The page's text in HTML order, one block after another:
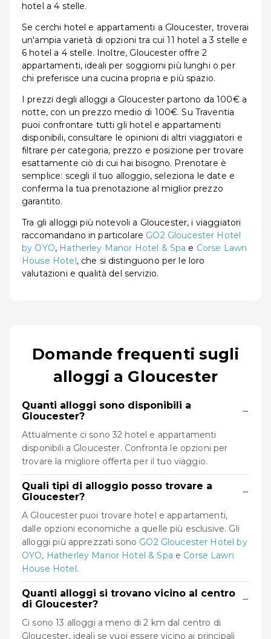
hotel a 4 stelle.
Se cerchi hotel e appartamenti a Gloucester, troverai
un'ampia varietà di opzioni tra cui 11 hotel a 3 stelle e
6 hotel a 4 stelle. Inoltre, Gloucester offre 2
appartamenti, ideali per soggiorni più lunghi o per
chi preferisce una cucina propria e più spazio.
I prezzi degli alloggi a Gloucester partono da 100€ a
notte, con un prezzo medio di 100€. Su Traventia
puoi confrontare tutti gli hotel e appartamenti
disponibili, consultare le opinioni di altri viaggiatori e
filtrare per categoria, prezzo e posizione per trovare
esattamente ciò di cui hai bisogno. Prenotare è
semplice: scegli il tuo alloggio, seleziona le date e
conferma la tua prenotazione al miglior prezzo
garantito.
Tra gli alloggi più notevoli a Gloucester, i viaggiatori
raccomandano in particolare GO2 Gloucester Hotel
by OYO, Hatherley Manor Hotel & Spa e Corse Lawn
House Hotel, che si distinguono per le loro
valutazioni e qualità del servizio.
Domande frequenti sugli
alloggi a Gloucester
Quanti alloggi sono disponibili a
Gloucester?
−
Attualmente ci sono 32 hotel e appartamenti
disponibili a Gloucester. Confronta le opzioni per
trovare la migliore offerta per il tuo viaggio.
Quali tipi di alloggio posso trovare a
Gloucester?
−
A Gloucester puoi trovare hotel e appartamenti,
dalle opzioni economiche a quelle più esclusive. Gli
alloggi più apprezzati sono GO2 Gloucester Hotel by
OYO, Hatherley Manor Hotel & Spa e Corse Lawn
House Hotel.
Quanti alloggi si trovano vicino al centro
di Gloucester?
−
Ci sono 13 alloggi a meno di 2 km dal centro di
Gloucester, ideali se vuoi essere vicino ai principali